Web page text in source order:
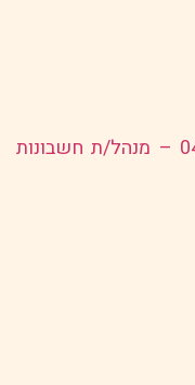
מכרז כוח אדם פומבי מס' 04/2026 – מנהל/ת חשבונות